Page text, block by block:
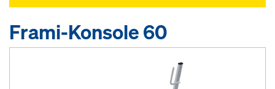
Frami-Konsole 60